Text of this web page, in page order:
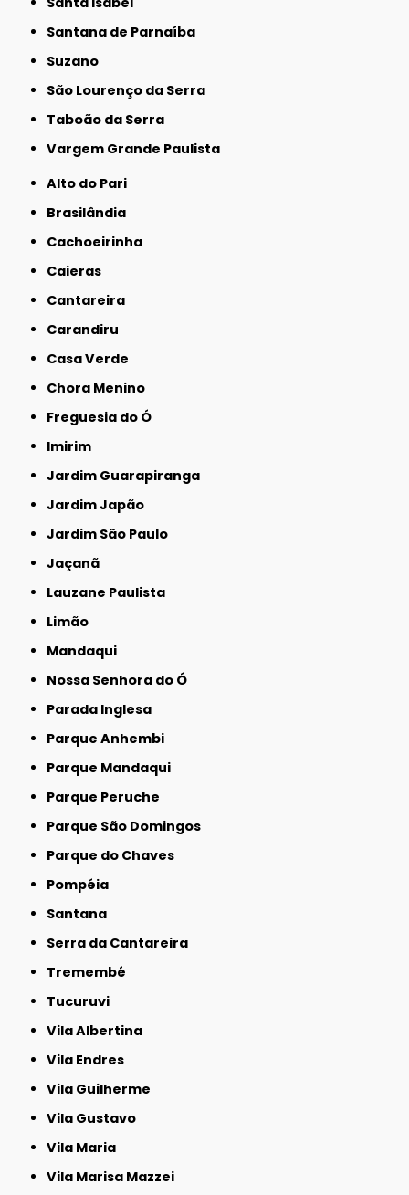
Santana de Parnaíba
Suzano
São Lourenço da Serra
Taboão da Serra
Vargem Grande Paulista
Alto do Pari
Brasilândia
Cachoeirinha
Caieras
Cantareira
Carandiru
Casa Verde
Chora Menino
Freguesia do Ó
Imirim
Jardim Guarapiranga
Jardim Japão
Jardim São Paulo
Jaçanã
Lauzane Paulista
Limão
Mandaqui
Nossa Senhora do Ó
Parada Inglesa
Parque Anhembi
Parque Mandaqui
Parque Peruche
Parque São Domingos
Parque do Chaves
Pompéia
Santana
Serra da Cantareira
Tremembé
Tucuruvi
Vila Albertina
Vila Endres
Vila Guilherme
Vila Gustavo
Vila Maria
Vila Marisa Mazzei